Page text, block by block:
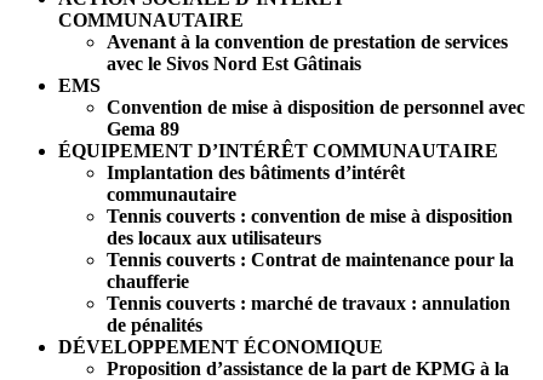
COMMUNAUTAIRE
Avenant à la convention de prestation de services
avec le Sivos Nord Est Gâtinais
EMS
Convention de mise à disposition de personnel avec
Gema 89
ÉQUIPEMENT D’INTÉRÊT COMMUNAUTAIRE
Implantation des bâtiments d’intérêt
communautaire
Tennis couverts : convention de mise à disposition
des locaux aux utilisateurs
Tennis couverts : Contrat de maintenance pour la
chaufferie
Tennis couverts : marché de travaux : annulation
de pénalités
DÉVELOPPEMENT ÉCONOMIQUE
Proposition d’assistance de la part de KPMG à la